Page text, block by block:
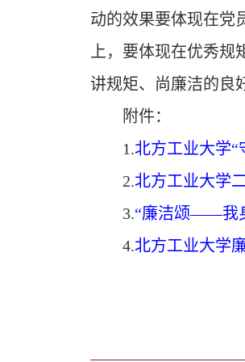
动的效果要体现在党
上，要体现在优秀
讲规矩、尚廉洁的良
附件：
1.北方工业大学“
2.北方工业大学
3.“廉洁颂——我
4.北方工业大学